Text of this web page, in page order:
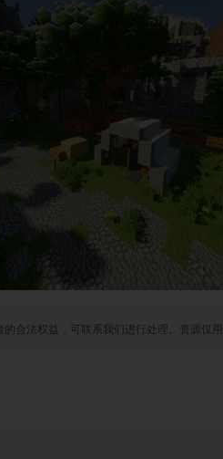
合法权益，可联系我们进行处理。资源仅